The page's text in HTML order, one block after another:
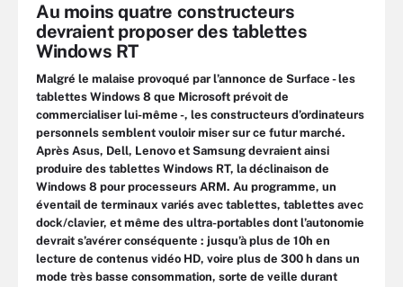
Au moins quatre constructeurs
devraient proposer des tablettes
Windows RT
Malgré le malaise provoqué par l’annonce de Surface - les
tablettes Windows 8 que Microsoft prévoit de
commercialiser lui-même -, les constructeurs d’ordinateurs
personnels semblent vouloir miser sur ce futur marché.
Après Asus, Dell, Lenovo et Samsung devraient ainsi
produire des tablettes Windows RT, la déclinaison de
Windows 8 pour processeurs ARM. Au programme, un
éventail de terminaux variés avec tablettes, tablettes avec
dock/clavier, et même des ultra-portables dont l’autonomie
devrait s’avérer conséquente : jusqu’à plus de 10h en
lecture de contenus vidéo HD, voire plus de 300 h dans un
mode très basse consommation, sorte de veille durant